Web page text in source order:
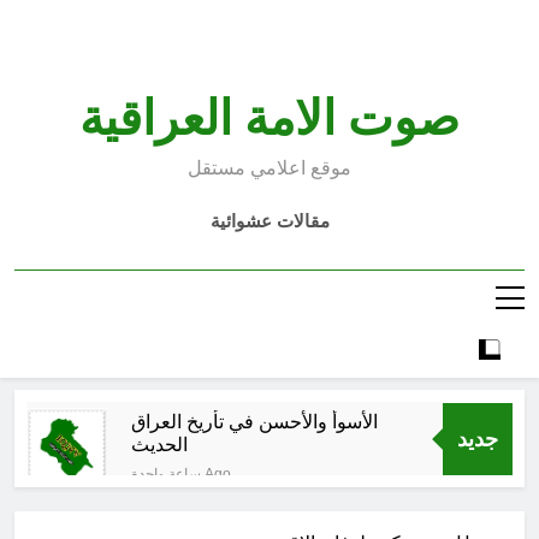
صوت الامة العراقية
موقع اعلامي مستقل
مقالات عشوائية
جديد
الأسوأ والأحسن في تأريخ العراق
الحديث
ساعة واحدة Ago